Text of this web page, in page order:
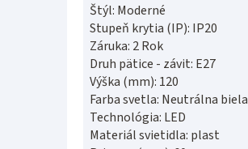
Štýl: Moderné
Stupeň krytia (IP): IP20
Záruka: 2 Rok
Druh pätice - závit: E27
Výška (mm): 120
Farba svetla: Neutrálna biela
Technológia: LED
Materiál svietidla: plast